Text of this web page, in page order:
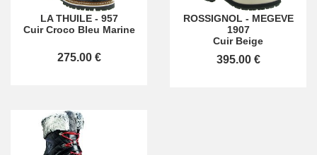
LA THUILE- 957
Cuir Croco Bleu Marine
275.00 €
ROSSIGNOL - MEGEVE
1907
Cuir Beige
395.00 €